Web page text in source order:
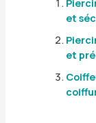
et
et